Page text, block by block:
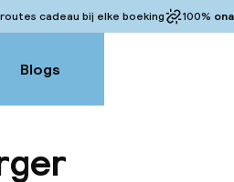
cadeau bij elke boeking 100%
Blogs